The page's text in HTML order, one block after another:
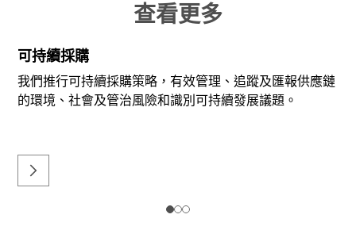
查看更多
可持續採購
我們推行可持續採購策略，有效管理、追蹤及匯報供應鏈
的環境、社會及管治風險和識別可持續發展議題。